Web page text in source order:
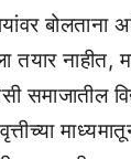
बोलताना
तयार नाहीत,